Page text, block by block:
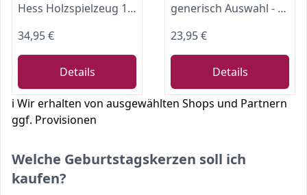
Hess Holzspielzeug 15644 - Geburtstagsring aus Holz für 26 Kerzen, Serie Waldtiere, handgefertigt, Durchmesser ca. 22 cm, als Dekoration für den Geburtstagstisch
34,95 €
Details
generisch Auswahl - Lebenslicht/Geburtskerze/Geburtstagskerze - blau - ca. 60 x 240 mm - farbig getaucht - personalisiert mit indiv. Name und Datum - (Motiv 001)
23,95 €
Details
ℹ️ Wir erhalten von ausgewählten Shops und Partnern
ggf. Provisionen
Welche Geburtstagskerzen soll ich
kaufen?